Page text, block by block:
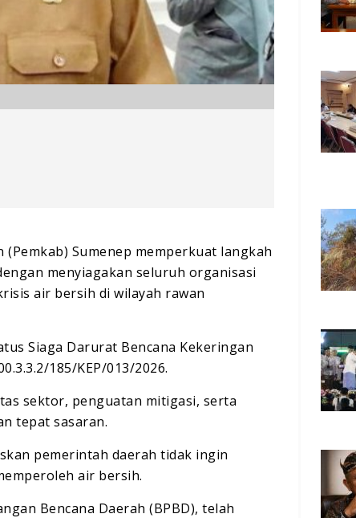
(Pemkab) Sumenep memperkuat langkah
menyiagakan seluruh organisasi
air bersih di wilayah rawan
Siaga Darurat Bencana Kekeringan
185/KEP/013/2026.
sektor, penguatan mitigasi, serta
tepat sasaran.
pemerintah daerah tidak ingin
air bersih.
Bencana Daerah (BPBD), telah